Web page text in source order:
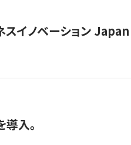
スイノベーション
入。